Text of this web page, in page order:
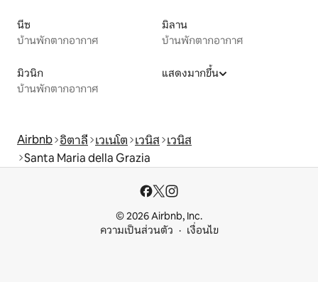
นีซ
บ้านพักตากอากาศ
มิลาน
บ้านพักตากอากาศ
มิวนิก
บ้านพักตากอากาศ
แสดงมากขึ้น
Airbnb อิตาลี เวเนโต เวนิส เวนิส
Santa Maria della Grazia
© 2026 Airbnb, Inc.
ความเป็นส่วนตัว
เงื่อนไข